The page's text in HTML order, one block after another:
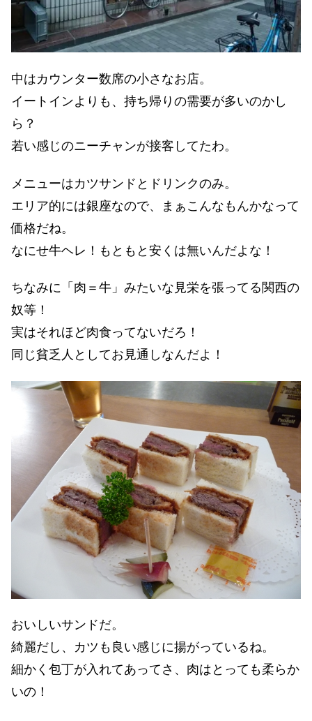
中はカウンター数席の小さなお店。
イートインよりも、持ち帰りの需要が多いのかし
ら？
若い感じのニーチャンが接客してたわ。
メニューはカツサンドとドリンクのみ。
エリア的には銀座なので、まぁこんなもんかなって
価格だね。
なにせ牛ヘレ！もともと安くは無いんだよな！
ちなみに「肉＝牛」みたいな見栄を張ってる関西の
奴等！
実はそれほど肉食ってないだろ！
同じ貧乏人としてお見通しなんだよ！
おいしいサンドだ。
綺麗だし、カツも良い感じに揚がっているね。
細かく包丁が入れてあってさ、肉はとっても柔らか
いの！